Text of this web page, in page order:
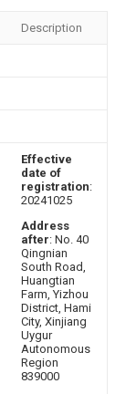
Description
Effective
date of
registration:
20241025
Address
after: No. 40
Qingnian
South Road,
Huangtian
Farm, Yizhou
District, Hami
City, Xinjiang
Uygur
Autonomous
Region
839000